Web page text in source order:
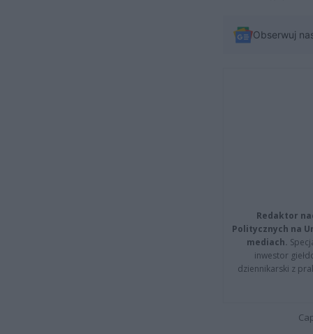
Obserwuj
Redaktor
Politycznych na
mediach.
inwestor
dziennikarski z